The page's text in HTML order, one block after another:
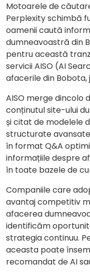
Motoarele de
Perplexity schimbă
oamenii caută
dumneavoastră din
pentru această
servicii AISO (AI
afacerile din Bobota,
AISO merge dincolo
conținutul site-ului
și citat de modelele
structurate
în format Q&A
informațiile despre
în toate bazele de
Companiile care
avantaj competitiv
afacerea
identificăm
strategia continuu.
aceasta poate
recomandat de AI